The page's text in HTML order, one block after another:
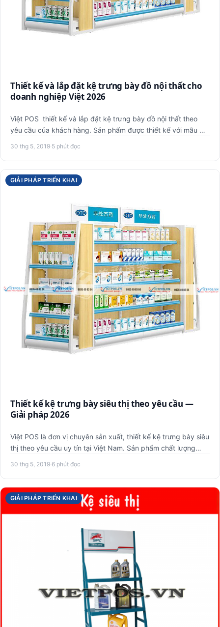
Thiết kế và lắp đặt kệ trưng bày đồ nội thất cho
doanh nghiệp Việt 2026
Việt POS thiết kế và lắp đặt kệ trưng bày đồ nội thất theo
yêu cầu của khách hàng. Sản phẩm được thiết kế với mẫu mã
30 thg 5, 2019·5 phút đọc
GIẢI PHÁP TRIỂN KHAI
Thiết kế kệ trưng bày siêu thị theo yêu cầu —
Giải pháp 2026
Việt POS là đơn vị chuyên sản xuất, thiết kế kệ trưng bày siêu
thị theo yêu cầu uy tín tại Việt Nam. Sản phẩm chất lượng…
30 thg 5, 2019·6 phút đọc
GIẢI PHÁP TRIỂN KHAI